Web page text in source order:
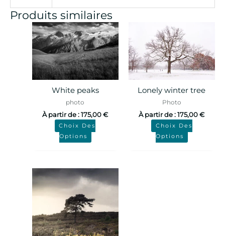
Produits similaires
White peaks
photo
À partir de :175,00€
Choix Des
Options
Lonely winter tree
Photo
À partir de :175,00€
Choix Des
Options